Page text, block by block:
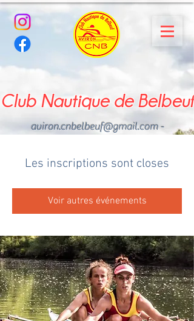
Club Nautique de Belbeuf
aviron.cnbelbeuf@gmail.com-
Les inscriptions sont closes
Voir autres événements